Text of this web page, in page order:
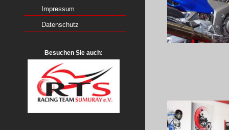
Impressum
Datenschutz
Besuchen Sie auch: